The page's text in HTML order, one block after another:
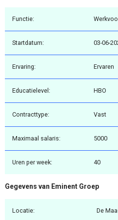
Functie:
Startdatum: 03-06-
Ervaring: Ervaren
Educatielevel: HBO
Contracttype: Vast
Maximaal salaris: 5000
Uren per week: 40
Gegevens van Eminent Groep
Locatie: De